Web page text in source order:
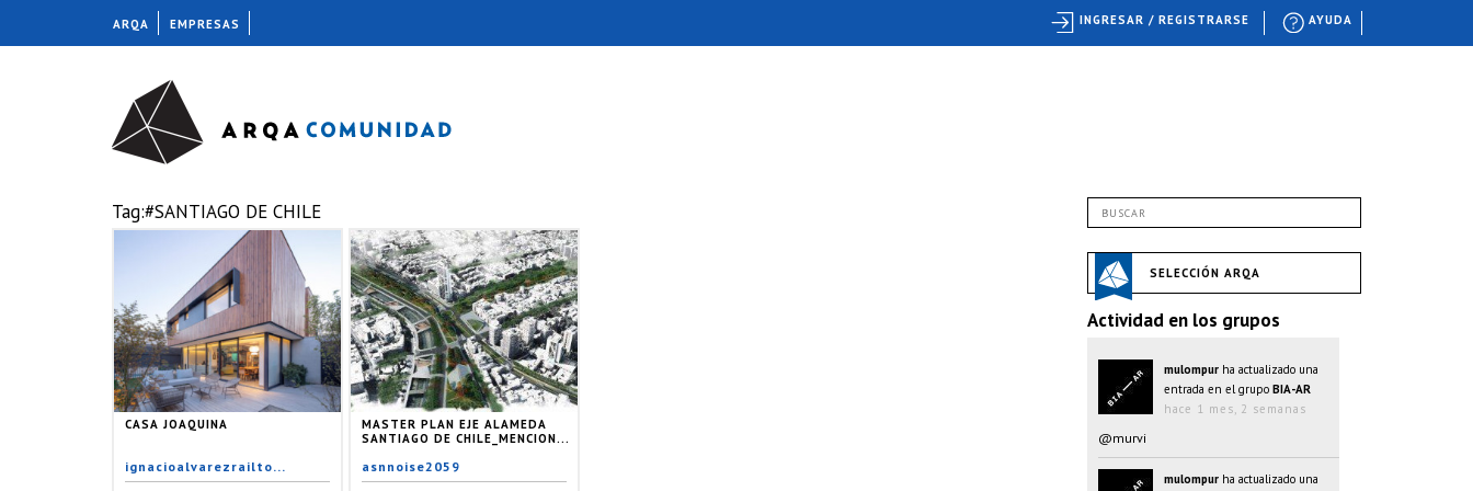
Tag:#SANTIAGO DE CHILE
CASA JOAQUINA
ignacioalvarezrailto...
MASTER PLAN EJE ALAMEDA
SANTIAGO DE CHILE_MENCION...
asnnoise2059
SELECCIÓN ARQA
Actividad en los grupos
mulompur ha actualizado una
entrada en el grupo BIA-AR
hace 1 mes, 2 semanas
@murvi
mulompur ha actualizado una
ARQA EMPRESAS AYUDA
INGRESAR / REGISTRARSE